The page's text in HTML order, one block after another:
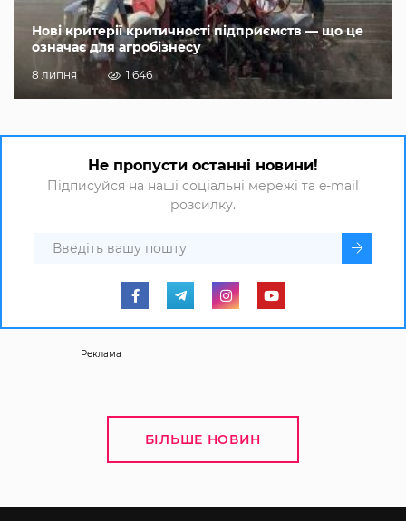
Нові критерії критичності підприємств — що це
означає для агробізнесу
8 липня 1 646
Не пропусти останні новини!
Підписуйся на наші соціальні мережі та e-mail
розсилку.
Реклама
БІЛЬШЕ НОВИН